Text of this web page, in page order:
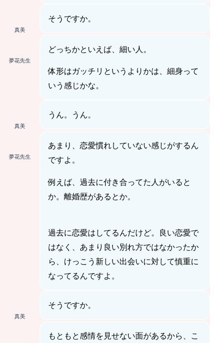
真美
そうですか。
夢花先生
どっちかといえば、細い人。
体形はガッチリというよりかは、細身って
いう感じかな。
真美
うん。うん。
夢花先生
あまり、恋愛慣れしていない感じがするん
ですよ。
例えば、過去に付き合ってた人がいると
か。離婚歴があるとか。
過去に恋愛はしてるんだけど。良い恋愛で
はなく、あまり良い別れ方ではなかったか
ら、けっこう新しい出会いに対して慎重に
なってるんですよ。
真美
そうですか。
もともと感情を見せない面があるから、こ